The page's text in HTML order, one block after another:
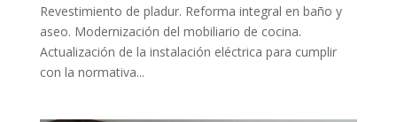
Revestimiento de pladur. Reforma integral en baño y
aseo. Modernización del mobiliario de cocina.
Actualización de la instalación eléctrica para cumplir
con la normativa...